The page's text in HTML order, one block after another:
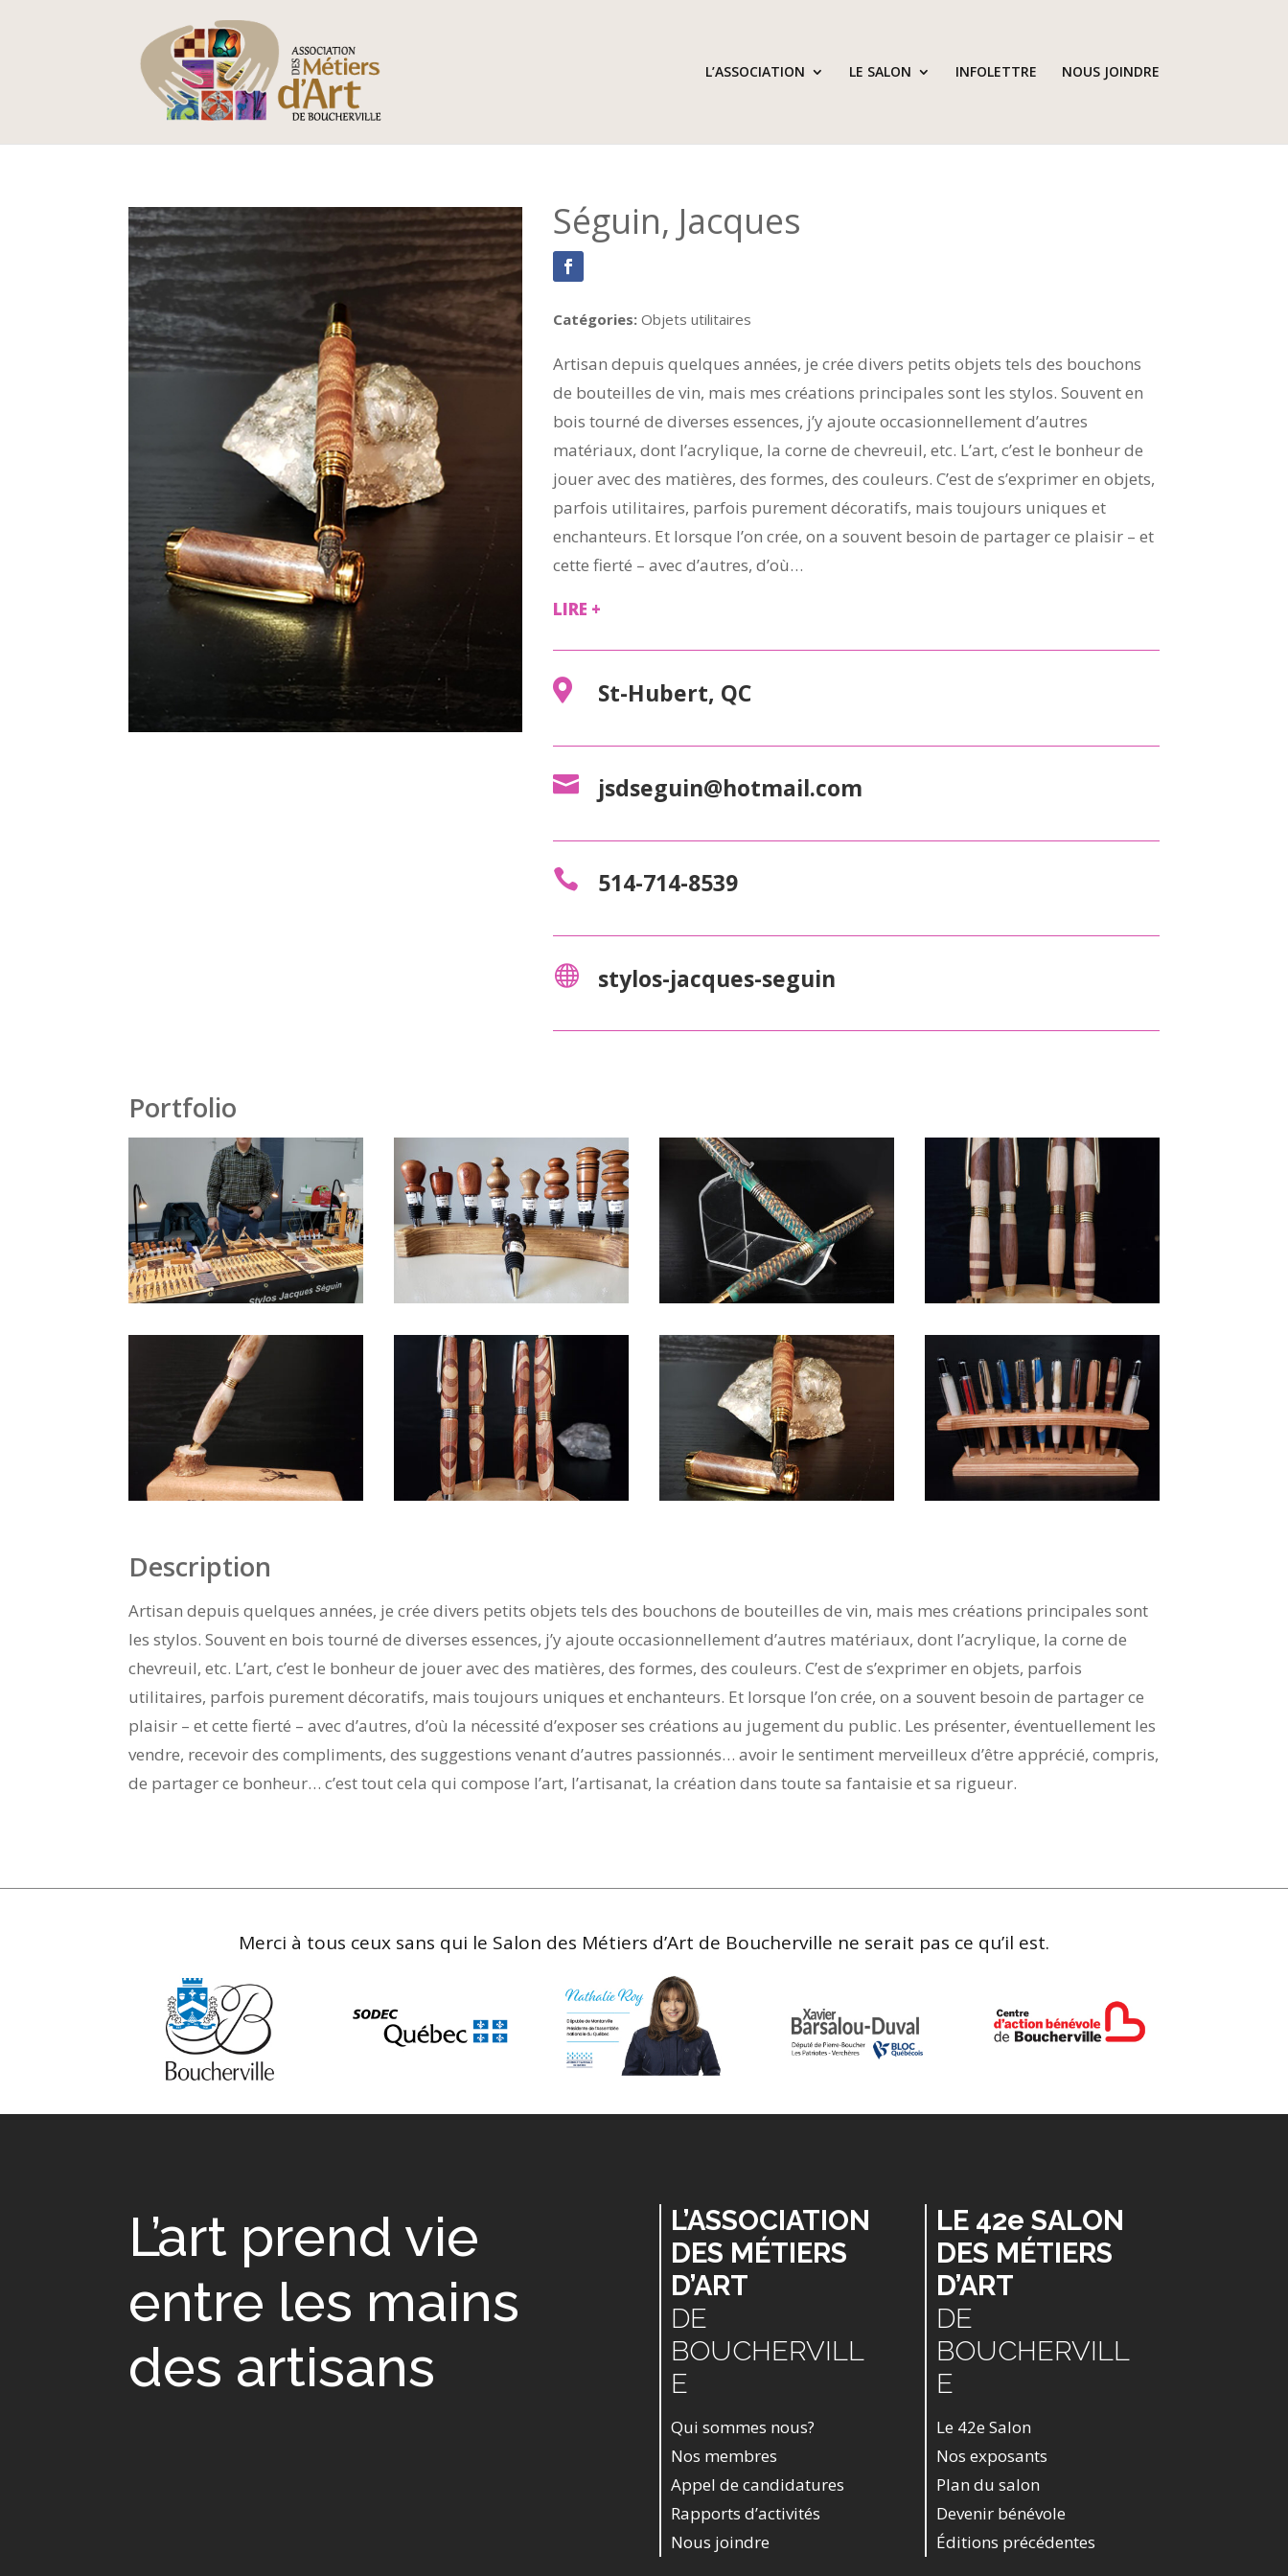
L’ASSOCIATION LE SALON INFOLETTRE NOUS JOINDRE
Séguin, Jacques
Catégories:Objets utilitaires
Artisan depuis quelques années, je crée divers petits objets tels des bouchons
de bouteilles de vin, mais mes créations principales sont les stylos. Souvent en
bois tourné de diverses essences, j’y ajoute occasionnellement d’autres
matériaux, dont l’acrylique, la corne de chevreuil, etc. L’art, c’est le bonheur de
jouer avec des matières, des formes, des couleurs. C’est de s’exprimer en objets,
parfois utilitaires, parfois purement décoratifs, mais toujours uniques et
enchanteurs. Et lorsque l’on crée, on a souvent besoin de partager ce plaisir – et
cette fierté – avec d’autres, d’où…
LIRE +
 St-Hubert, QC
 jsdseguin@hotmail.com
 514-714-8539
 stylos-jacques-seguin
Portfolio
Description
Artisan depuis quelques années, je crée divers petits objets tels des bouchons de bouteilles de vin, mais mes créations principales sont
les stylos. Souvent en bois tourné de diverses essences, j’y ajoute occasionnellement d’autres matériaux, dont l’acrylique, la corne de
chevreuil, etc. L’art, c’est le bonheur de jouer avec des matières, des formes, des couleurs. C’est de s’exprimer en objets, parfois
utilitaires, parfois purement décoratifs, mais toujours uniques et enchanteurs. Et lorsque l’on crée, on a souvent besoin de partager ce
plaisir – et cette fierté – avec d’autres, d’où la nécessité d’exposer ses créations au jugement du public. Les présenter, éventuellement les
vendre, recevoir des compliments, des suggestions venant d’autres passionnés… avoir le sentiment merveilleux d’être apprécié, compris,
de partager ce bonheur… c’est tout cela qui compose l’art, l’artisanat, la création dans toute sa fantaisie et sa rigueur.
Merci à tous ceux sans qui le Salon des Métiers d’Art de Boucherville ne serait pas ce qu’il est.
L’art prend vie
entre les mains
des artisans
L’ASSOCIATION
DES MÉTIERS
D’ART
DE
BOUCHERVILL
E
Qui sommes nous?
Nos membres
Appel de candidatures
Rapports d’activités
Nous joindre
LE 42e SALON
DES MÉTIERS
D’ART
DE
BOUCHERVILL
E
Le 42e Salon
Nos exposants
Plan du salon
Devenir bénévole
Éditions précédentes